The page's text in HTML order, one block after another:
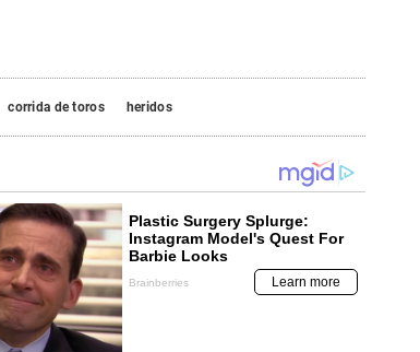
corrida de toros heridos